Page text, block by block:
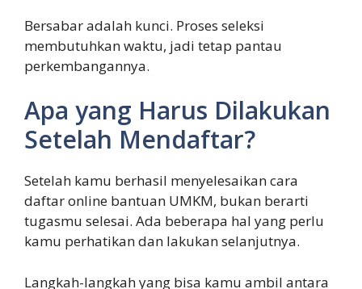
Bersabar adalah kunci. Proses seleksi
membutuhkan waktu, jadi tetap pantau
perkembangannya.
Apa yang Harus Dilakukan
Setelah Mendaftar?
Setelah kamu berhasil menyelesaikan cara
daftar online bantuan UMKM, bukan berarti
tugasmu selesai. Ada beberapa hal yang perlu
kamu perhatikan dan lakukan selanjutnya.
Langkah-langkah yang bisa kamu ambil antara